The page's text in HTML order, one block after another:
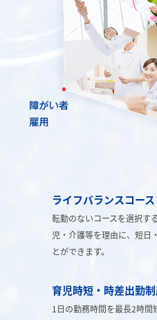
ライフバランスコース
転勤のないコースを選択す
児・介護等を理由に、短日
とができます。
育児時短・時差出勤
1日の勤務時間を最長2時間